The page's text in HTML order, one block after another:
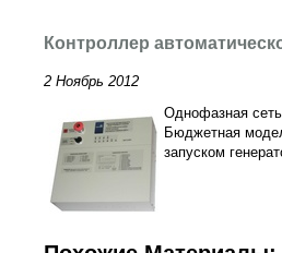
Контроллер
2 Ноябрь 2012
Однофазная
Бюджетная
запуском